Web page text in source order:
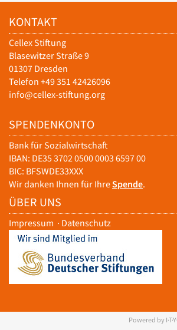
KONTAKT
Cellex Stiftung
Blasewitzer Straße 9
01307 Dresden
Telefon +49 351 42426096
info@cellex-stiftung.org
SPENDENKONTO
Bank für Sozialwirtschaft
IBAN: DE35 3702 0500 0003 6597 00
BIC: BFSWDE33XXX
Wir danken Ihnen für IhreSpende.
ÜBER UNS
Impressum · Datenschutz
Powered by